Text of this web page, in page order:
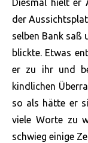
Diesmal hielt er
der
selben Bank saß
blickte. Etwas
er zu ihr und
kindlichen
so als hätte er
viele Worte zu
schwieg einige